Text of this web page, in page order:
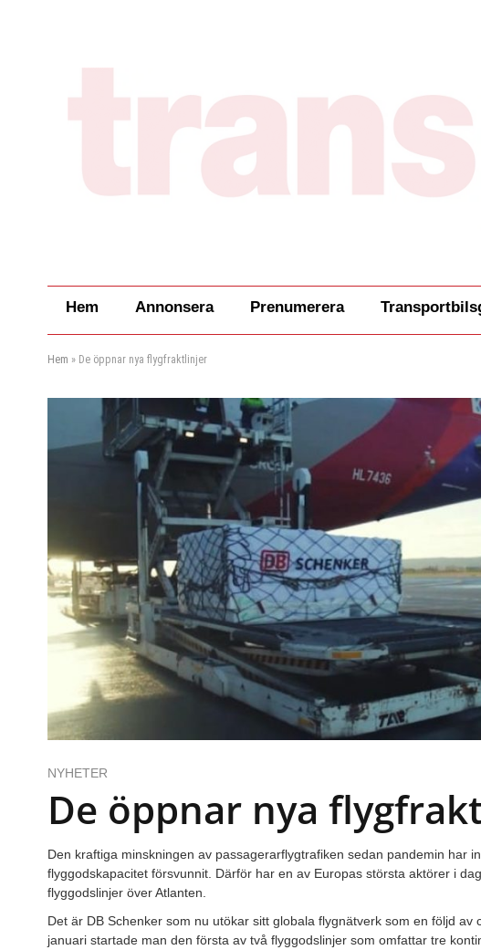
Hem Annonsera Prenumerera
Hem » De öppnar nya flygfraktlinjer
NYHETER
De öppnar nya
Den kraftiga minskningen av passagerarflygtrafiken sedan pandemin har
flyggodskapacitet försvunnit. Därför har en av Europas största aktörer i
flyggodslinjer över Atlanten.
Det är DB Schenker som nu utökar sitt globala flygnätverk som en följd av
januari startade man den första av två flyggodslinjer som omfattar tre